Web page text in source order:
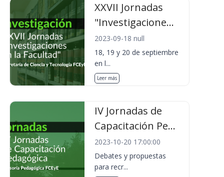
XXVII Jornadas
"Investigacione...
2023-09-18 null
18, 19 y 20 de septiembre
en l...
Leer más
IV Jornadas de
Capacitación Pe...
2023-10-20 17:00:00
Debates y propuestas
para recr...